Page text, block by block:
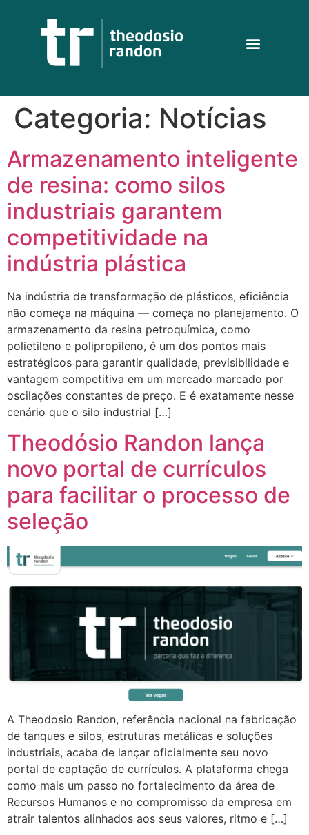
Categoria: Notícias
Armazenamento inteligente
de resina: como silos
industriais garantem
competitividade na
indústria plástica
Na indústria de transformação de plásticos, eficiência
não começa na máquina — começa no planejamento. O
armazenamento da resina petroquímica, como
polietileno e polipropileno, é um dos pontos mais
estratégicos para garantir qualidade, previsibilidade e
vantagem competitiva em um mercado marcado por
oscilações constantes de preço. E é exatamente nesse
cenário que o silo industrial […]
Theodósio Randon lança
novo portal de currículos
para facilitar o processo de
seleção
A Theodosio Randon, referência nacional na fabricação
de tanques e silos, estruturas metálicas e soluções
industriais, acaba de lançar oficialmente seu novo
portal de captação de currículos. A plataforma chega
como mais um passo no fortalecimento da área de
Recursos Humanos e no compromisso da empresa em
atrair talentos alinhados aos seus valores, ritmo e […]